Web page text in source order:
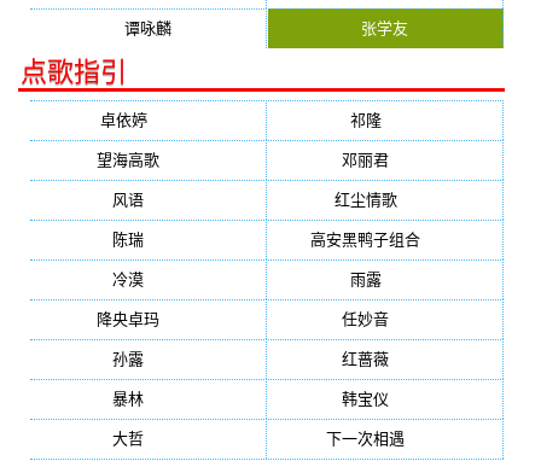
谭咏麟 张学友
点歌指引
卓依婷 祁隆(647)
望海高歌 邓丽君
风语 红尘情歌(472)
陈瑞 高安黑鸭子组合
冷漠 雨露(350)
降央卓玛 任妙音
孙露 红蔷薇
暴林 韩宝仪
大哲 下一次相遇